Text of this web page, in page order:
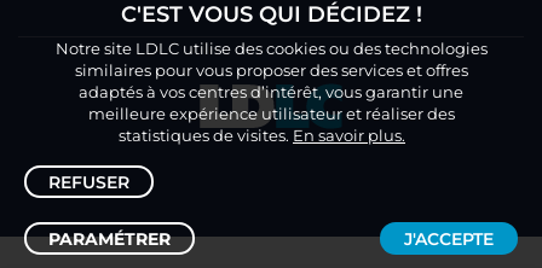
C'EST VOUS QUI DÉCIDEZ !
Notre site LDLC utilise des cookies ou des technologies
similaires pour vous proposer des services et offres
adaptés à vos centres d’intérêt, vous garantir une
meilleure expérience utilisateur et réaliser des
statistiques de visites. En savoir plus.
REFUSER
PARAMÉTRER J'ACCEPTE